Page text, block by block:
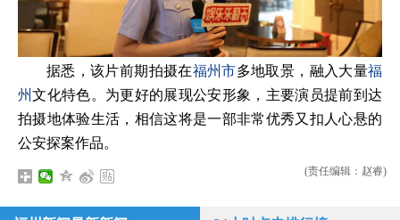
据悉，该片前期拍摄在福州市多地取景，融入大量福
州文化特色。为更好的展现公安形象，主要演员提前到达
拍摄地体验生活，相信这将是一部非常优秀又扣人心悬的
公安探案作品。
(责任编辑：赵睿)